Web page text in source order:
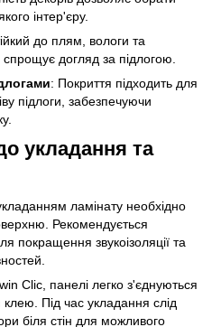
інтер'єру.
до плям, вологи та
догляд за підлогою.
: Покриття підходить для
підлоги, забезпечуючи
укладання та
ламінату необхідно
Рекомендується
покращення звукоізоляції та
Clic, панелі легко з'єднуються
Під час укладання слід
біля стін для можливого